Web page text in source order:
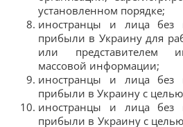
установленном порядке;
иностранцы и лица без
прибыли в Украину для
или представителем
массовой информации;
иностранцы и лица без
прибыли в Украину с
иностранцы и лица без
прибыли в Украину с